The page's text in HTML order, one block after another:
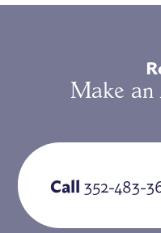
Make an
Call352-483-